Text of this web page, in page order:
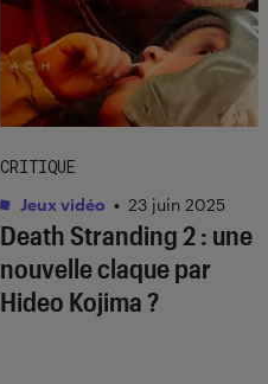
Death Stranding 2: une
nouvelle claque par
Hideo Kojima ?
CRITIQUE
Jeux vidéo • 23 juin 2025